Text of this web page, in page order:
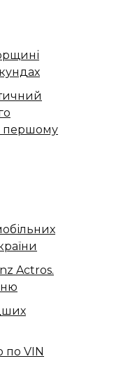
першому
Actros.
по VIN